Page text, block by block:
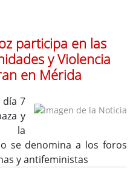
participa en las
y Violencia
en Mérida
día 7
y
la
se denomina a los foros
y antifeministas